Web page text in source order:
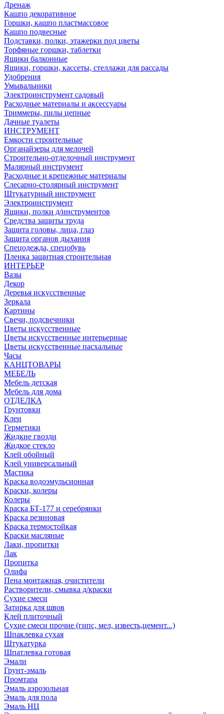
Дренаж
Кашпо декоративное
Горшки, кашпо пластмассовое
Кашпо подвесные
Подставки, полки, этажерки под цветы
Торфяные горшки, таблетки
Ящики балконные
Ящики, горшки, кассеты, стеллажи для рассады
Удобрения
Умывальники
Электроинструмент садовый
Расходные материалы и аксессуары
Триммеры, пилы цепные
Дачные туалеты
ИНСТРУМЕНТ
Емкости строительные
Органайзеры для мелочей
Строительно-отделочный инструмент
Малярный инструмент
Расходные и крепежные материалы
Слесарно-столярный инструмент
Штукатурный инструмент
Электроинструмент
Ящики, полки д/инструментов
Средства защиты труда
Защита головы, лица, глаз
Защита органов дыхания
Спецодежда, спецобувь
Пленка защитная строительная
ИНТЕРЬЕР
Вазы
Декор
Деревья искусственные
Зеркала
Картины
Свечи, подсвечники
Цветы искусственные
Цветы искусственные интерьерные
Цветы искусственные пасхальные
Часы
КАНЦТОВАРЫ
МЕБЕЛЬ
Мебель детская
Мебель для дома
ОТДЕЛКА
Грунтовки
Клеи
Герметики
Жидкие гвозди
Жидкое стекло
Клей обойный
Клей универсальный
Мастика
Краска водоэмульсионная
Краски, колеры
Колеры
Краска БТ-177 и серебрянки
Краска резиновая
Краска термостойкая
Краски масляные
Лаки, пропитки
Лак
Пропитка
Олифа
Пена монтажная, очистители
Растворители, смывка д/краски
Сухие смеси
Затирка для швов
Клей плиточный
Сухие смеси прочие (гипс, мел, известь,цемент...)
Шпаклевка сухая
Штукатурка
Шпатлевка готовая
Эмали
Грунт-эмаль
Промтара
Эмаль аэрозольная
Эмаль для пола
Эмаль НЦ